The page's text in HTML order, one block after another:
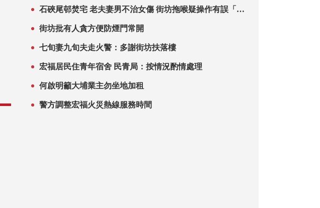
石硤尾邨焚宅 老夫妻男不治女傷 街坊拖喉疑操作有誤「無
街坊批有人貪方便防煙門常開
七旬妻九旬夫走火警：多謝街坊扶落樓
宏福居民住青年宿舍 民青局：按情況酌情處理
何啟明籲大埔業主勿坐地加租
警方調整宏福火災熱線服務時間